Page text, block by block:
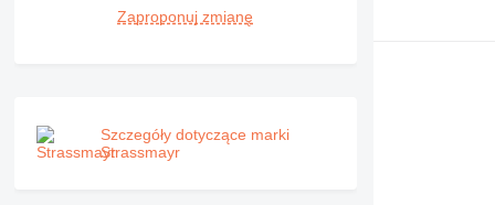
Zaproponuj zmianę
Szczegóły dotyczące marki
Strassmayr